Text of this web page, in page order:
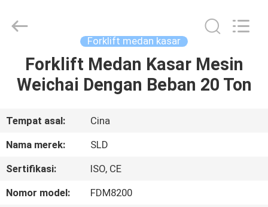
RUMAH
TENTANG
KAMI
TUR
Reserved.
Forklift medan kasar
Forklift Medan Kasar Mesin
Weichai Dengan Beban 20 Ton
Tempat asal:
Cina
Nama merek:
SLD
Sertifikasi:
ISO, CE
Nomor model:
FDM8200